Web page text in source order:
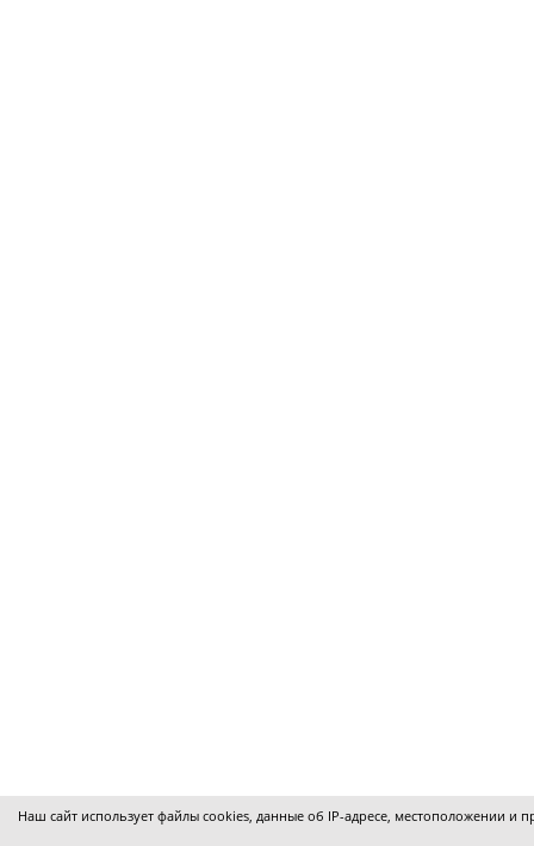
Наш сайт использует файлы cookies, данные об IP-адресе, местоположении и